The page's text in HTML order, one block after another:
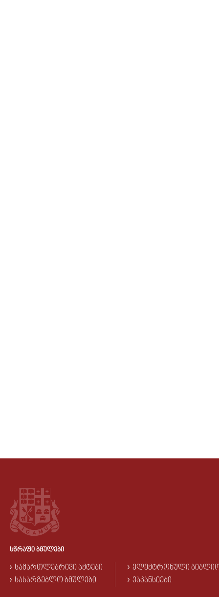
ᲡᲬᲠᲐᲤᲘ ᲑᲛᲣᲚᲔᲑᲘ
ᲡᲐᲛᲐᲠᲗᲚᲔᲑᲠᲘᲕᲘ ᲐᲥᲢᲔᲑᲘ
ᲡᲐᲡᲐᲠᲒᲔᲑᲚᲝ ᲑᲛᲣᲚᲔᲑᲘ
ᲔᲚᲔᲥᲢᲠᲝᲜᲣᲚᲘ
ᲕᲐᲙᲐᲜᲡᲘᲔᲑᲘ